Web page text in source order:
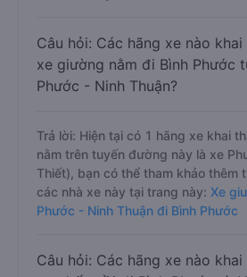
Câu hỏi: Các hãng xe nào
xe giường nằm đi Bình Phước
Phước - Ninh Thuận?
Trả lời: Hiện tại có 1 hãng xe khai
nằm trên tuyến đường này là xe
Thiết), bạn có thể tham khảo thêm
các nhà xe này tại trang này: Xe
Phước - Ninh Thuận đi Bình Phước
Câu hỏi: Các hãng xe nào